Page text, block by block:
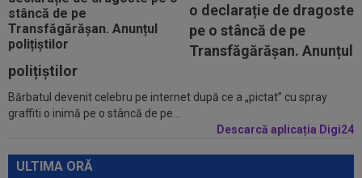
o declarație de dragoste
pe o stâncă de pe
Transfăgărășan. Anunțul
polițiștilor
Bărbatul devenit celebru pe internet după ce a „pictat” cu spray
graffiti o inimă pe o stâncă de pe...
Descarcă aplicația Digi24
ULTIMA ORĂ
un singur sezon
20:32
A simțit că ”MM Stoica vrea să-l păcălească” și
acum e în fața unui contract...
21:29 EXCLUSIV
Conducerea de la Universitatea
Craiova a dat verdictul! Analiza transferurilor...